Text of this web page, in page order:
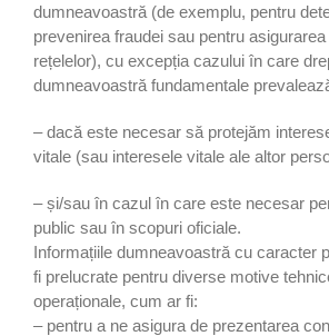
dumneavoastră (de exemplu, pentru
prevenirea fraudei sau pentru
rețelelor), cu excepția cazului în care
dumneavoastră fundamentale
– dacă este necesar să protejăm
vitale (sau interesele vitale ale altor
– și/sau în cazul în care este necesar
public sau în scopuri oficiale.
Informațiile dumneavoastră cu caracter
fi prelucrate pentru diverse motive
operaționale, cum ar fi:
– pentru a ne asigura de prezentarea